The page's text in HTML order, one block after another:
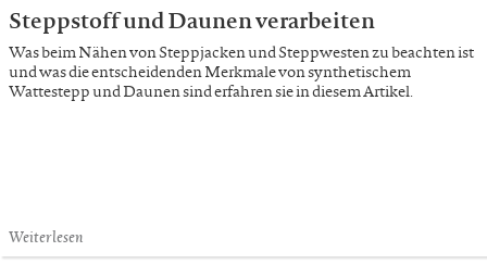
Steppstoff und Daunen verarbeiten
Was beim Nähen von Steppjacken und Steppwesten zu beachten ist
und was die entscheidenden Merkmale von synthetischem
Wattestepp und Daunen sind erfahren sie in diesem Artikel.
Weiterlesen